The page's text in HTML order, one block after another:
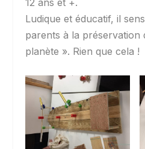
12 ans et +.
Ludique et éducatif, il
parents à la préservation
planète ». Rien que cela !